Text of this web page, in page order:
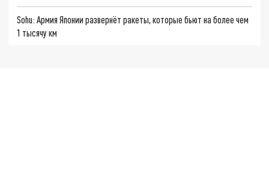
Sohu: Армия Японии развернёт ракеты, которые бьют на более чем
1 тысячу км